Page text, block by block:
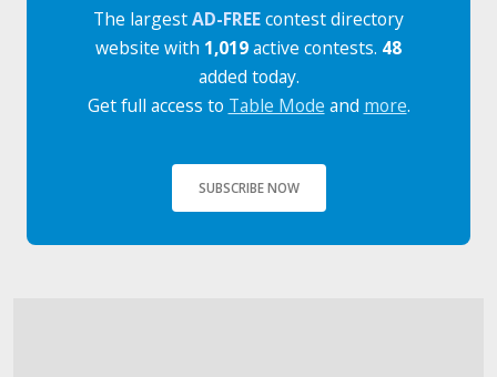
The largestAD-FREEcontest directory
website with 1,019active contests. 48
added today.
Get full access to Table Mode and more.
SUBSCRIBE NOW